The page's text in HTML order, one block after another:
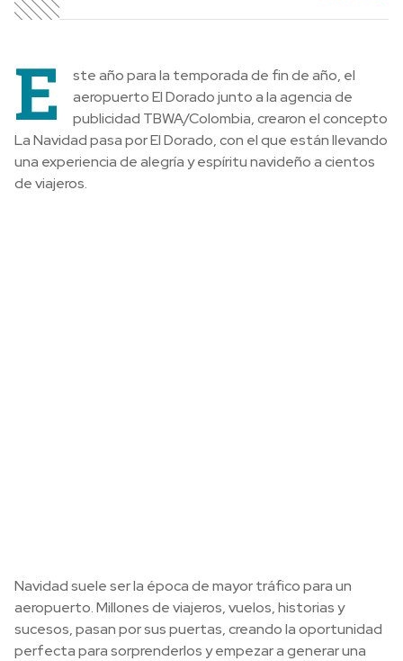
E
ste año para la temporada de fin de año, el
aeropuerto El Dorado junto a la agencia de
publicidad TBWA/Colombia, crearon el concepto
La Navidad pasa por El Dorado, con el que están llevando
una experiencia de alegría y espíritu navideño a cientos
de viajeros.
Navidad suele ser la época de mayor tráfico para un
aeropuerto. Millones de viajeros, vuelos, historias y
sucesos, pasan por sus puertas, creando la oportunidad
perfecta para sorprenderlos y empezar a generar una